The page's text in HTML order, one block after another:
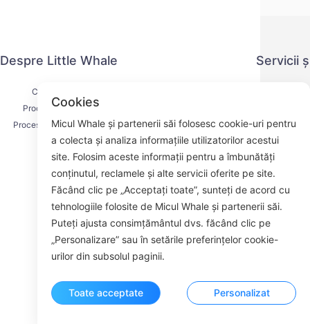
Despre Little Whale
Contactați-ne
Procesul de livrare
Procesul de rambursare
Despre noi
Servicii
Acordul
ROOM
Cookies
Micul Whale și partenerii săi folosesc cookie-uri pentru
a colecta și analiza informațiile utilizatorilor acestui
site. Folosim aceste informații pentru a îmbunătăți
conținutul, reclamele și alte servicii oferite pe site.
Făcând clic pe „Acceptați toate”, sunteți de acord cu
tehnologiile folosite de Micul Whale și partenerii săi.
Puteți ajusta consimțământul dvs. făcând clic pe
„Personalizare” sau în setările preferințelor cookie-
urilor din subsolul paginii.
Toate acceptate Personalizat